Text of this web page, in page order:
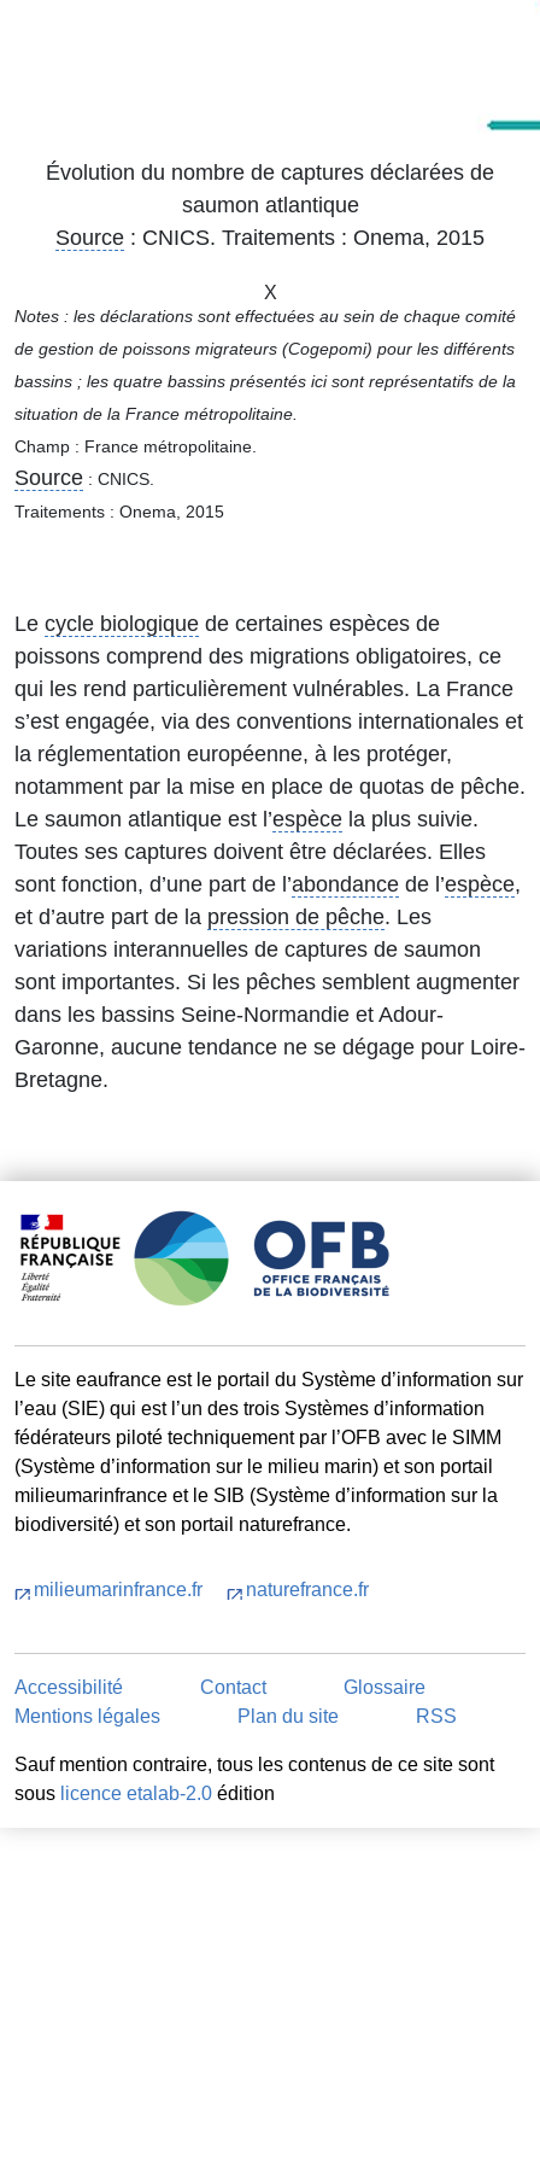
Évolution du nombre de captures déclarées de
saumon atlantique
Source : CNICS. Traitements : Onema, 2015
X
Notes : les déclarations sont effectuées au sein de chaque comité
de gestion de poissons migrateurs (Cogepomi) pour les différents
bassins ; les quatre bassins présentés ici sont représentatifs de la
situation de la France métropolitaine.
Champ : France métropolitaine.
Source : CNICS.
Traitements : Onema, 2015
Le cycle biologique de certaines espèces de
poissons comprend des migrations obligatoires, ce
qui les rend particulièrement vulnérables. La France
s’est engagée, via des conventions internationales et
la réglementation européenne, à les protéger,
notamment par la mise en place de quotas de pêche.
Le saumon atlantique est l’espèce la plus suivie.
Toutes ses captures doivent être déclarées. Elles
sont fonction, d’une part de l’abondance de l’espèce,
et d’autre part de la pression de pêche. Les
variations interannuelles de captures de saumon
sont importantes. Si les pêches semblent augmenter
dans les bassins Seine-Normandie et Adour-
Garonne, aucune tendance ne se dégage pour Loire-
Bretagne.
Le site eaufrance est le portail du Système d’information sur
l’eau (SIE) qui est l’un des trois Systèmes d’information
fédérateurs piloté techniquement par l’OFB avec le SIMM
(Système d’information sur le milieu marin) et son portail
milieumarinfrance et le SIB (Système d’information sur la
biodiversité) et son portail naturefrance.
milieumarinfrance.fr naturefrance.fr
Accessibilité Contact
Glossaire
Mentions légales
Plan du site RSS
Sauf mention contraire, tous les contenus de ce site sont
sous licence etalab-2.0 édition